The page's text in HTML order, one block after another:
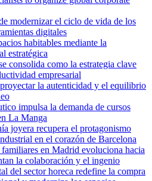
modernizar el ciclo de vida de los
digitales
habitables mediante la
estratégica
consolida como la estrategia clave
empresarial
la autenticidad y el equilibrio
impulsa la demanda de cursos
La Manga
joyera recupera el protagonismo
en el corazón de Barcelona
en Madrid evoluciona hacia
la colaboración y el ingenio
del sector horeca redefine la compra